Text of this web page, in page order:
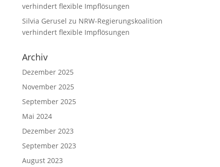
verhindert flexible Impflösungen
Silvia Gerusel zu NRW-Regierungskoalition
verhindert flexible Impflösungen
Archiv
Dezember 2025
November 2025
September 2025
Mai 2024
Dezember 2023
September 2023
August 2023